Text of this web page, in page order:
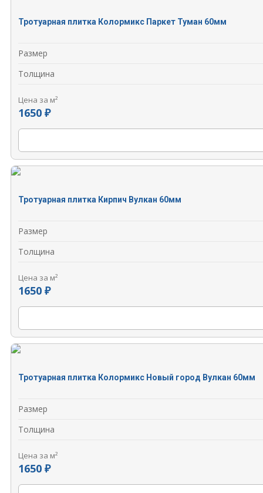
Тротуарная плитка Колормикс Паркет Туман 60мм
Размер
Толщина
Цена за м²
1650 ₽
Тротуарная плитка Кирпич Вулкан 60мм
Размер
Толщина
Цена за м²
1650 ₽
Тротуарная плитка Колормикс Новый город Вулкан 60мм
Размер
Толщина
Цена за м²
1650 ₽